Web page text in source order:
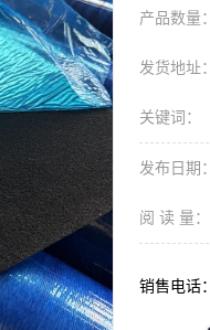
产品数量：
发货地址：
关键词：
发布日期：
阅 读 量：
销售电话：